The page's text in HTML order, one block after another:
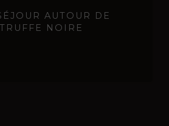
AUTOUR DE
NOIRE